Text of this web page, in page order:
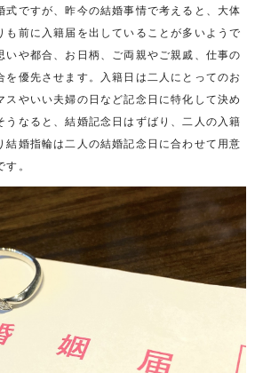
式ですが、昨今の結婚事情で考えると、大体
も前に入籍届を出していることが多いようで
いや都合、お日柄、ご両親やご親戚、仕事の
を優先させます。入籍日は二人にとってのお
スやいい夫婦の日など記念日に特化して決め
うなると、結婚記念日はずばり、二人の入籍
結婚指輪は二人の結婚記念日に合わせて用意
。